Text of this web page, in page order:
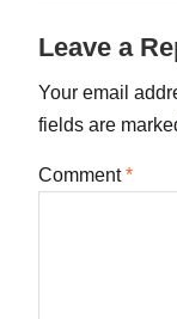
Leave a
Your email
fields are
Comment*